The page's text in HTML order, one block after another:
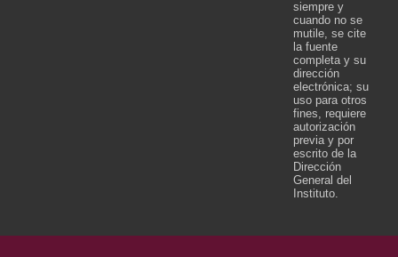
siempre y
cuando no se
mutile, se cite
la fuente
completa y su
dirección
electrónica; su
uso para otros
fines, requiere
autorización
previa y por
escrito de la
Dirección
General del
Instituto.